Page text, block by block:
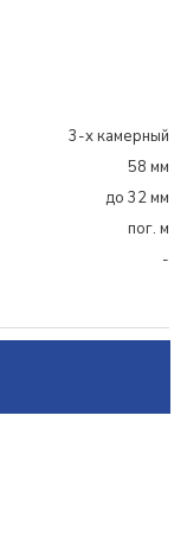
3-х камерный
58 мм
до 32 мм
пог. м
-